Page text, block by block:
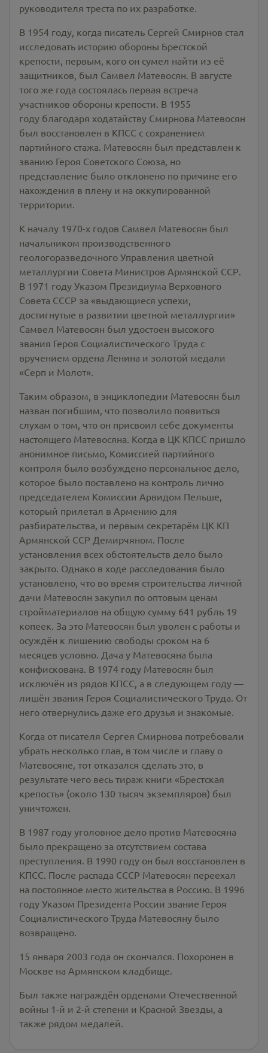
руководителя треста по их разработке.
В 1954 году, когда писатель Сергей Смирнов стал
исследовать историю обороны Брестской
крепости, первым, кого он сумел найти из её
защитников, был Самвел Матевосян. В августе
того же года состоялась первая встреча
участников обороны крепости. В 1955
году благодаря ходатайству Смирнова Матевосян
был восстановлен в КПСС с сохранением
партийного стажа. Матевосян был представлен к
званию Героя Советского Союза, но
представление было отклонено по причине его
нахождения в плену и на оккупированной
территории.
К началу 1970-х годов Самвел Матевосян был
начальником производственного
геологоразведочного Управления цветной
металлургии Совета Министров Армянской ССР.
В 1971 году Указом Президиума Верховного
Совета СССР за «выдающиеся успехи,
достигнутые в развитии цветной металлургии»
Самвел Матевосян был удостоен высокого
звания Героя Социалистического Труда с
вручением ордена Ленина и золотой медали
«Серп и Молот».
Таким образом, в энциклопедии Матевосян был
назван погибшим, что позволило появиться
слухам о том, что он присвоил себе документы
настоящего Матевосяна. Когда в ЦК КПСС пришло
анонимное письмо, Комиссией партийного
контроля было возбуждено персональное дело,
которое было поставлено на контроль лично
председателем Комиссии Арвидом Пельше,
который прилетал в Армению для
разбирательства, и первым секретарём ЦК КП
Армянской ССР Демирчяном. После
установления всех обстоятельств дело было
закрыто. Однако в ходе расследования было
установлено, что во время строительства личной
дачи Матевосян закупил по оптовым ценам
стройматериалов на общую сумму 641 рубль 19
копеек. За это Матевосян был уволен с работы и
осуждён к лишению свободы сроком на 6
месяцев условно. Дача у Матевосяна была
конфискована. В 1974 году Матевосян был
исключён из рядов КПСС, а в следующем году —
лишён звания Героя Социалистического Труда. От
него отвернулись даже его друзья и знакомые.
Когда от писателя Сергея Смирнова потребовали
убрать несколько глав, в том числе и главу о
Матевосяне, тот отказался сделать это, в
результате чего весь тираж книги «Брестская
крепость» (около 130 тысяч экземпляров) был
уничтожен.
В 1987 году уголовное дело против Матевосяна
было прекращено за отсутствием состава
преступления. В 1990 году он был восстановлен в
КПСС. После распада СССР Матевосян переехал
на постоянное место жительства в Россию. В 1996
году Указом Президента России звание Героя
Социалистического Труда Матевосяну было
возвращено.
15 января 2003 года он скончался. Похоронен в
Москве на Армянском кладбище.
Был также награждён орденами Отечественной
войны 1-й и 2-й степени и Красной Звезды, а
также рядом медалей.